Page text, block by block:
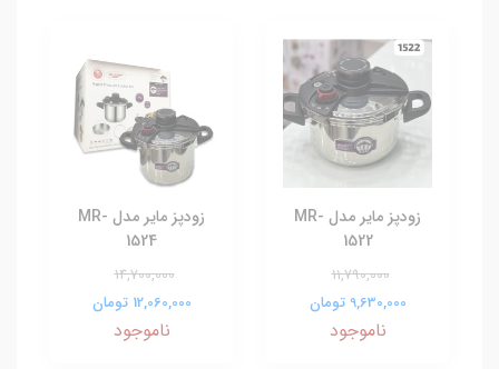
زودپز مایر مدل MR-
1522
11,790,000
9,630,000 تومان
ناموجود
زودپز مایر مدل MR-
1524
14,700,000
12,060,000 تومان
ناموجود